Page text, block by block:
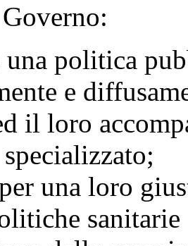
una politica
e
il loro
una loro